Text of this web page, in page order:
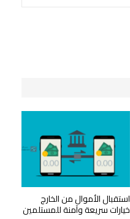
استقبال الأموال من الخارج
خيارات سريعة وآمنة للمستلمين